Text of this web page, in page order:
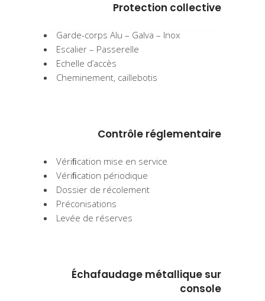
Protection collective
Garde-corps Alu – Galva – Inox
Escalier – Passerelle
Echelle d’accès
Cheminement, caillebotis
Contrôle réglementaire
Vériﬁcation mise en service
Vériﬁcation périodique
Dossier de récolement
Préconisations
Levée de réserves
Échafaudage métallique sur
console